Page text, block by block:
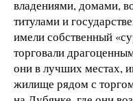
владениями, домами,
титулами и
имели собственный
торговали
они в лучших местах,
жилище рядом с